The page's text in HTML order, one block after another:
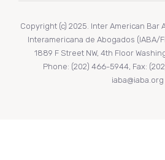
Copyright (c) 2025. Inter American Bar
Interamericana de Abogados (IABA/
1889 F Street NW, 4th Floor
Phone: (202) 466-5944, Fax:
iaba@iaba.org